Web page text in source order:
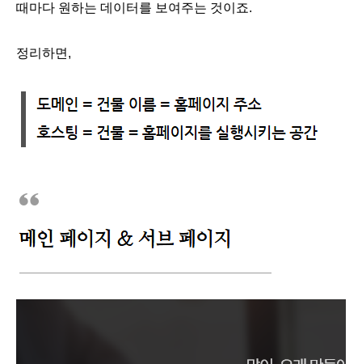
때마다 원하는 데이터를 보여주는 것이죠.
정리하면,